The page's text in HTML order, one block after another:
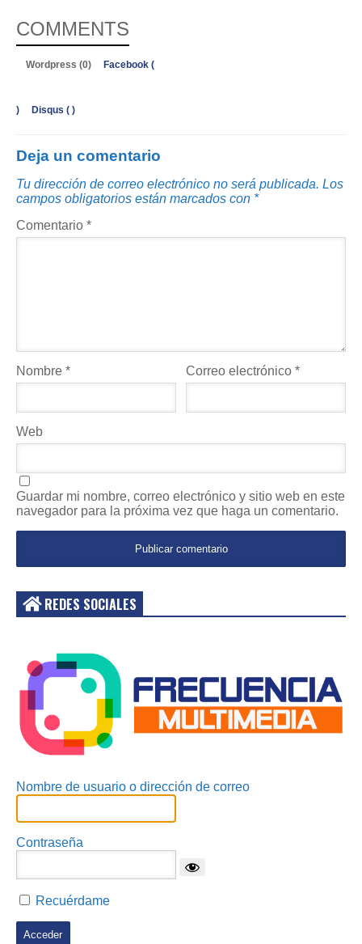
COMMENTS
Wordpress (0) Facebook (
) Disqus ( )
Deja un comentario
Tu dirección de correo electrónico no será publicada. Los
campos obligatorios están marcados con *
Comentario *
Nombre * Correo electrónico*
Web
Guardar mi nombre, correo electrónico y sitio web en este
navegador para la próxima vez que haga un comentario.
REDES SOCIALES
Nombre de usuario o dirección de correo
Contraseña
Recuérdame